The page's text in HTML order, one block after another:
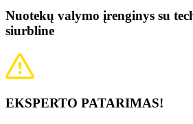
Nuotekų valymo įrenginys su
siurbline
EKSPERTO PATARIMAS!